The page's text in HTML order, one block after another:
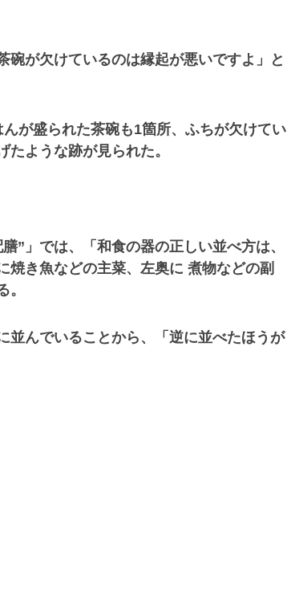
が欠けているのは縁起が悪いですよ」と
が盛られた茶碗も1箇所、ふちが欠けてい
ような跡が見られた。
」では、「和食の器の正しい並べ方は、
き魚などの主菜、左奥に 煮物などの副
並んでいることから、「逆に並べたほうが